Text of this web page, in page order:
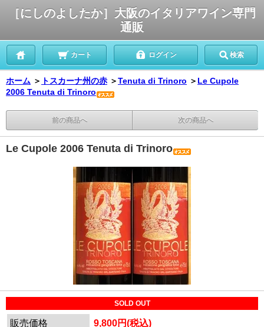
［にしのよしたか］大阪のイタリアワイン専門
通販
カート ログイン 検索
ホーム ＞ トスカーナ州の赤 ＞Tenuta di Trinoro ＞ Le Cupole
2006 Tenuta di Trinoro
前の商品へ 次の商品へ
Le Cupole 2006 Tenuta di Trinoro
SOLD OUT
販売価格
9,800円(税込)